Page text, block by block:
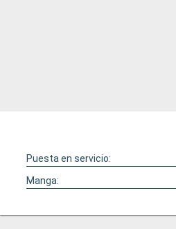
Puesta en servicio:
Manga: